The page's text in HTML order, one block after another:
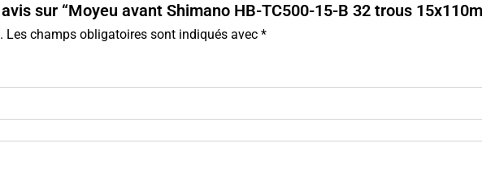
sur “Moyeu avant Shimano HB-TC500-15-B 32 trous
Les champs obligatoires sont indiqués avec *